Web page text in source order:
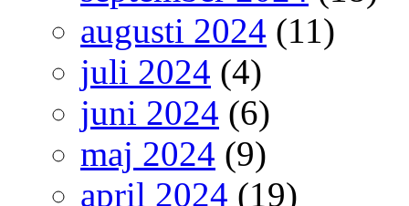
augusti 2024 (11)
juli 2024 (4)
juni 2024 (6)
maj 2024 (9)
april 2024 (19)